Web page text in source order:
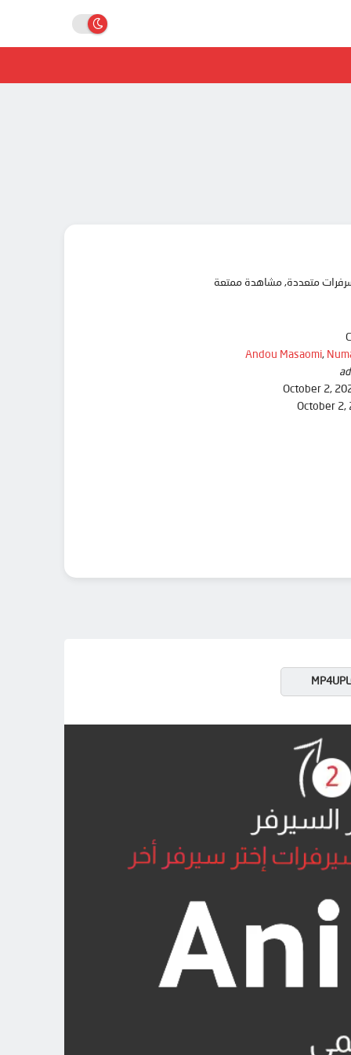
Andou Masaomi,
October 2,
October 2,